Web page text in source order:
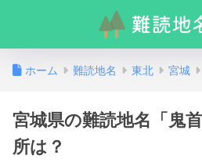
ホーム 難読地名 東北 宮城
宮城県の難読地名「鬼
所は？